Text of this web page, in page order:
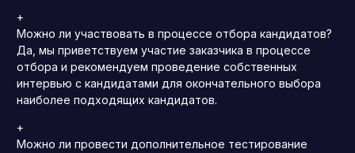
+
Можно ли участвовать в процессе отбора кандидатов?
Да, мы приветствуем участие заказчика в процессе
отбора и рекомендуем проведение собственных
интервью с кандидатами для окончательного выбора
наиболее подходящих кандидатов.
+
Можно ли провести дополнительное тестирование